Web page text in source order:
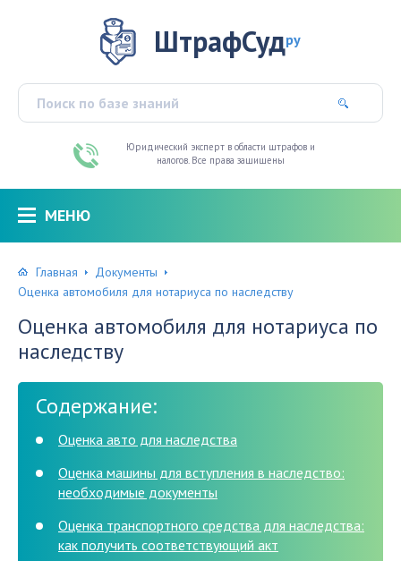
ШтрафСудру
Юридический эксперт в области штрафов и
налогов. Все права защищены
МЕНЮ
Главная
Документы
Оценка автомобиля для нотариуса по наследству
Оценка автомобиля для нотариуса по
наследству
Содержание:
Оценка авто для наследства
Оценка машины для вступления в наследство:
необходимые документы
Оценка транспортного средства для наследства:
как получить соответствующий акт